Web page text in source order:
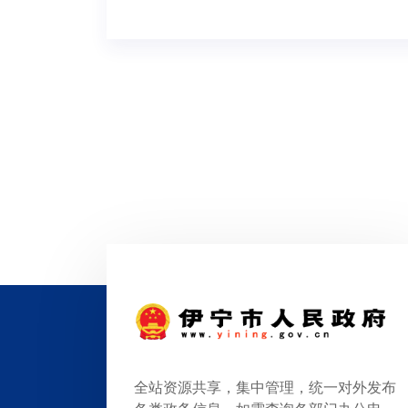
全站资源共享，集中管理，统一对外发布